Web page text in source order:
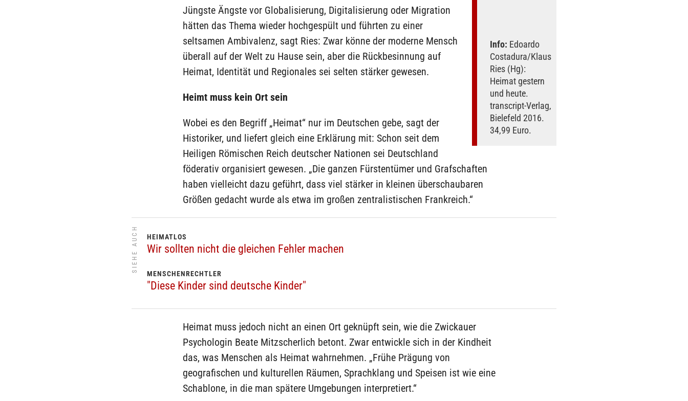
Info: Edoardo
Costadura/Klaus
Ries (Hg):
Heimat gestern
und heute.
transcript-Verlag,
Bielefeld 2016.
34,99 Euro.
Jüngste Ängste vor Globalisierung, Digitalisierung oder Migration
hätten das Thema wieder hochgespült und führten zu einer
seltsamen Ambivalenz, sagt Ries: Zwar könne der moderne Mensch
überall auf der Welt zu Hause sein, aber die Rückbesinnung auf
Heimat, Identität und Regionales sei selten stärker gewesen.
Heimt muss kein Ort sein
Wobei es den Begriff „Heimat“ nur im Deutschen gebe, sagt der
Historiker, und liefert gleich eine Erklärung mit: Schon seit dem
Heiligen Römischen Reich deutscher Nationen sei Deutschland
föderativ organisiert gewesen. „Die ganzen Fürstentümer und Grafschaften
haben vielleicht dazu geführt, dass viel stärker in kleinen überschaubaren
Größen gedacht wurde als etwa im großen zentralistischen Frankreich.“
SIEHE AUCH HEIMATLOS
Wir sollten nicht die gleichen Fehler machen
MENSCHENRECHTLER
"Diese Kinder sind deutsche Kinder"
Heimat muss jedoch nicht an einen Ort geknüpft sein, wie die Zwickauer
Psychologin Beate Mitzscherlich betont. Zwar entwickle sich in der Kindheit
das, was Menschen als Heimat wahrnehmen. „Frühe Prägung von
geografischen und kulturellen Räumen, Sprachklang und Speisen ist wie eine
Schablone, in die man spätere Umgebungen interpretiert.“